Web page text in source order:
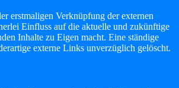
erstmaligen Verknüpfung der externen
Einfluss auf die aktuelle und zukünftige
Inhalte zu Eigen macht. Eine ständige
externe Links unverzüglich gelöscht.